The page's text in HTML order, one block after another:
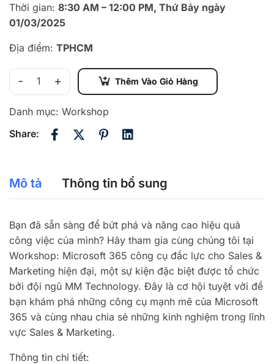
Thời gian: 8:30 AM – 12:00 PM, Thứ Bảy ngày
01/03/2025
Địa điểm: TPHCM
- + Thêm Vào Giỏ Hàng
Danh mục: Workshop
Share:
Mô tả Thông tin bổ sung
Bạn đã sẵn sàng để bứt phá và nâng cao hiệu quả
công việc của mình? Hãy tham gia cùng chúng tôi tại
Workshop: Microsoft 365 công cụ đắc lực cho Sales &
Marketing hiện đại, một sự kiện đặc biệt được tổ chức
bởi đội ngũ MM Technology. Đây là cơ hội tuyệt vời để
bạn khám phá những công cụ mạnh mẽ của Microsoft
365 và cùng nhau chia sẻ những kinh nghiệm trong lĩnh
vực Sales & Marketing.
Thông tin chi tiết: